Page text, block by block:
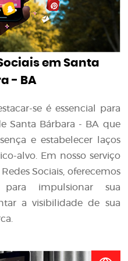
em Santa
- BA
se é essencial para
Santa Bárbara - BA que
e estabelecer laços
alvo. Em nosso serviço
Sociais, oferecemos
para impulsionar sua
a visibilidade de sua